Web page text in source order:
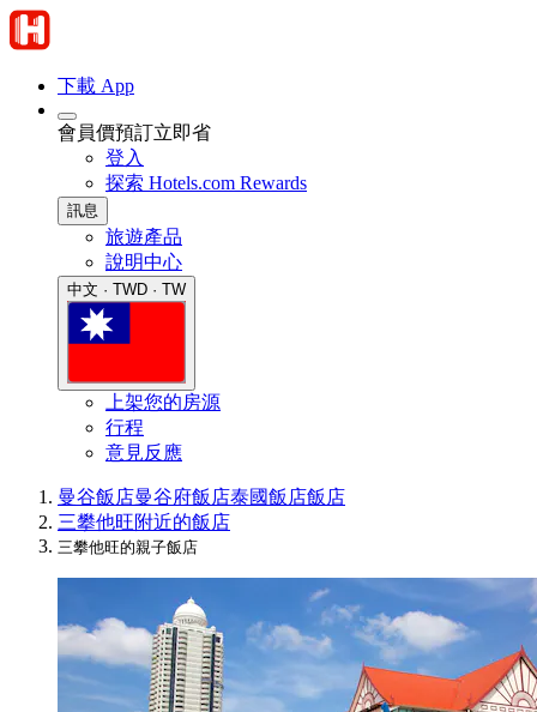
下載 App
會員價預訂立即省
登入
探索 Hotels.com Rewards
訊息
旅遊產品
說明中心
中文 · TWD · TW
上架您的房源
行程
意見反應
曼谷飯店曼谷府飯店泰國飯店飯店
三攀他旺附近的飯店
三攀他旺的親子飯店